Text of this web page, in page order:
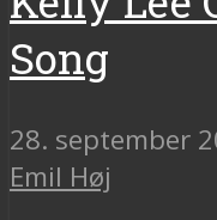
Song
28. september
Emil Høj